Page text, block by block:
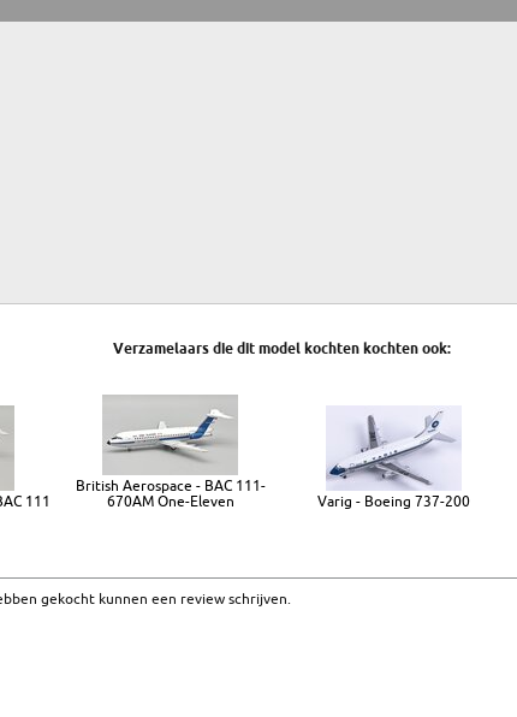
Verzamelaars die dit model kochten kochten ook:
111
British Aerospace - BAC 111-
670AM One-Eleven
Varig - Boeing 737-200
gekocht kunnen een review schrijven.